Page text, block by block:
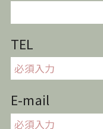
TEL
E-mail